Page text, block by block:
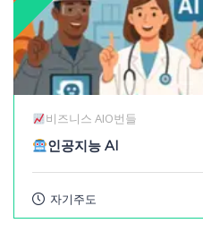
비즈니스 AIO번들
인공지능 AI
자기주도